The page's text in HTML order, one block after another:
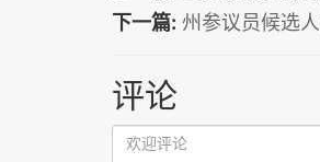
下一篇: 州参议员候选
评论